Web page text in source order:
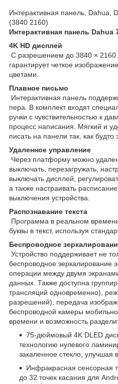
Интерактивная панель, Dahua,
(3840 2160)
Интерактивная панель Dahua
4K HD дисплей
С разрешением до 3840 × 2160
гарантирует четкое
цветами.
Плавное письмо
Интерактивная панель
пера. В комплект входят
ручки с чувствительностью к
процесс написания. Мягкий и
писать на панели так, как будто
Удаленное управление
Через платформу можно
выключать, перезагружать,
выключать дисплей,
а также настраивать
выключения устройства.
Распознавание текста
Программа в реальном
буквы в текст, используя
Беспроводное
Устройство поддерживает не
беспроводное зеркалирование
операции между двумя
данных. Также доступна
трансляций одновременно),
разрешений), передача
беспроводной камеры
времени и возможность
75-дюймовый 4K DLED
технологию нулевого
закаленное стекло, улучшая
Инфракрасная сенсорная
до 32 точек касания для